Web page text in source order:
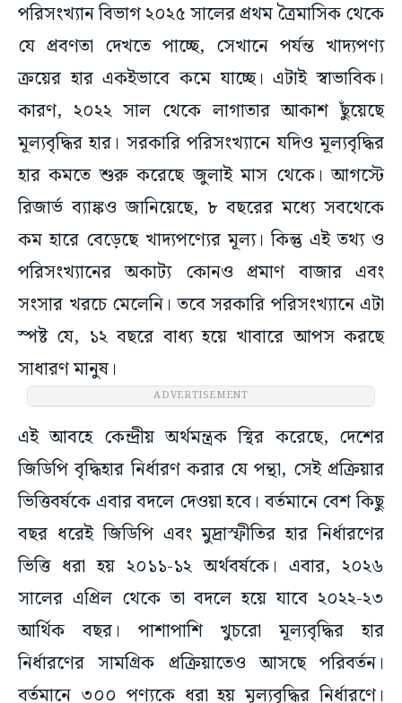
পরিসংখ্যান বিভাগ ২০২৫ সালের প্রথম ত্রৈমাসিক থেকে
যে প্রবণতা দেখতে পাচ্ছে, সেখানে পর্যন্ত খাদ্যপণ্য
ক্রয়ের হার একইভাবে কমে যাচ্ছে। এটাই স্বাভাবিক।
কারণ, ২০২২ সাল থেকে লাগাতার আকাশ ছুঁয়েছে
মূল্যবৃদ্ধির হার। সরকারি পরিসংখ্যানে যদিও মূল্যবৃদ্ধির
হার কমতে শুরু করেছে জুলাই মাস থেকে। আগস্টে
রিজার্ভ ব্যাঙ্কও জানিয়েছে, ৮ বছরের মধ্যে সবথেকে
কম হারে বেড়েছে খাদ্যপণ্যের মূল্য। কিন্তু এই তথ্য ও
পরিসংখ্যানের অকাট্য কোনও প্রমাণ বাজার এবং
সংসার খরচে মেলেনি। তবে সরকারি পরিসংখ্যানে এটা
স্পষ্ট যে, ১২ বছরে বাধ্য হয়ে খাবারে আপস করছে
সাধারণ মানুষ।
ADVERTISEMENT
এই আবহে কেন্দ্রীয় অর্থমন্ত্রক স্থির করেছে, দেশের
জিডিপি বৃদ্ধিহার নির্ধারণ করার যে পন্থা, সেই প্রক্রিয়ার
ভিত্তিবর্ষকে এবার বদলে দেওয়া হবে। বর্তমানে বেশ কিছু
বছর ধরেই জিডিপি এবং মুদ্রাস্ফীতির হার নির্ধারণের
ভিত্তি ধরা হয় ২০১১-১২ অর্থবর্ষকে। এবার, ২০২৬
সালের এপ্রিল থেকে তা বদলে হয়ে যাবে ২০২২-২৩
আর্থিক বছর। পাশাপাশি খুচরো মূল্যবৃদ্ধির হার
নির্ধারণের সামগ্রিক প্রক্রিয়াতেও আসছে পরিবর্তন।
বর্তমানে ৩০০ পণ্যকে ধরা হয় মূল্যবৃদ্ধির নির্ধারণে।